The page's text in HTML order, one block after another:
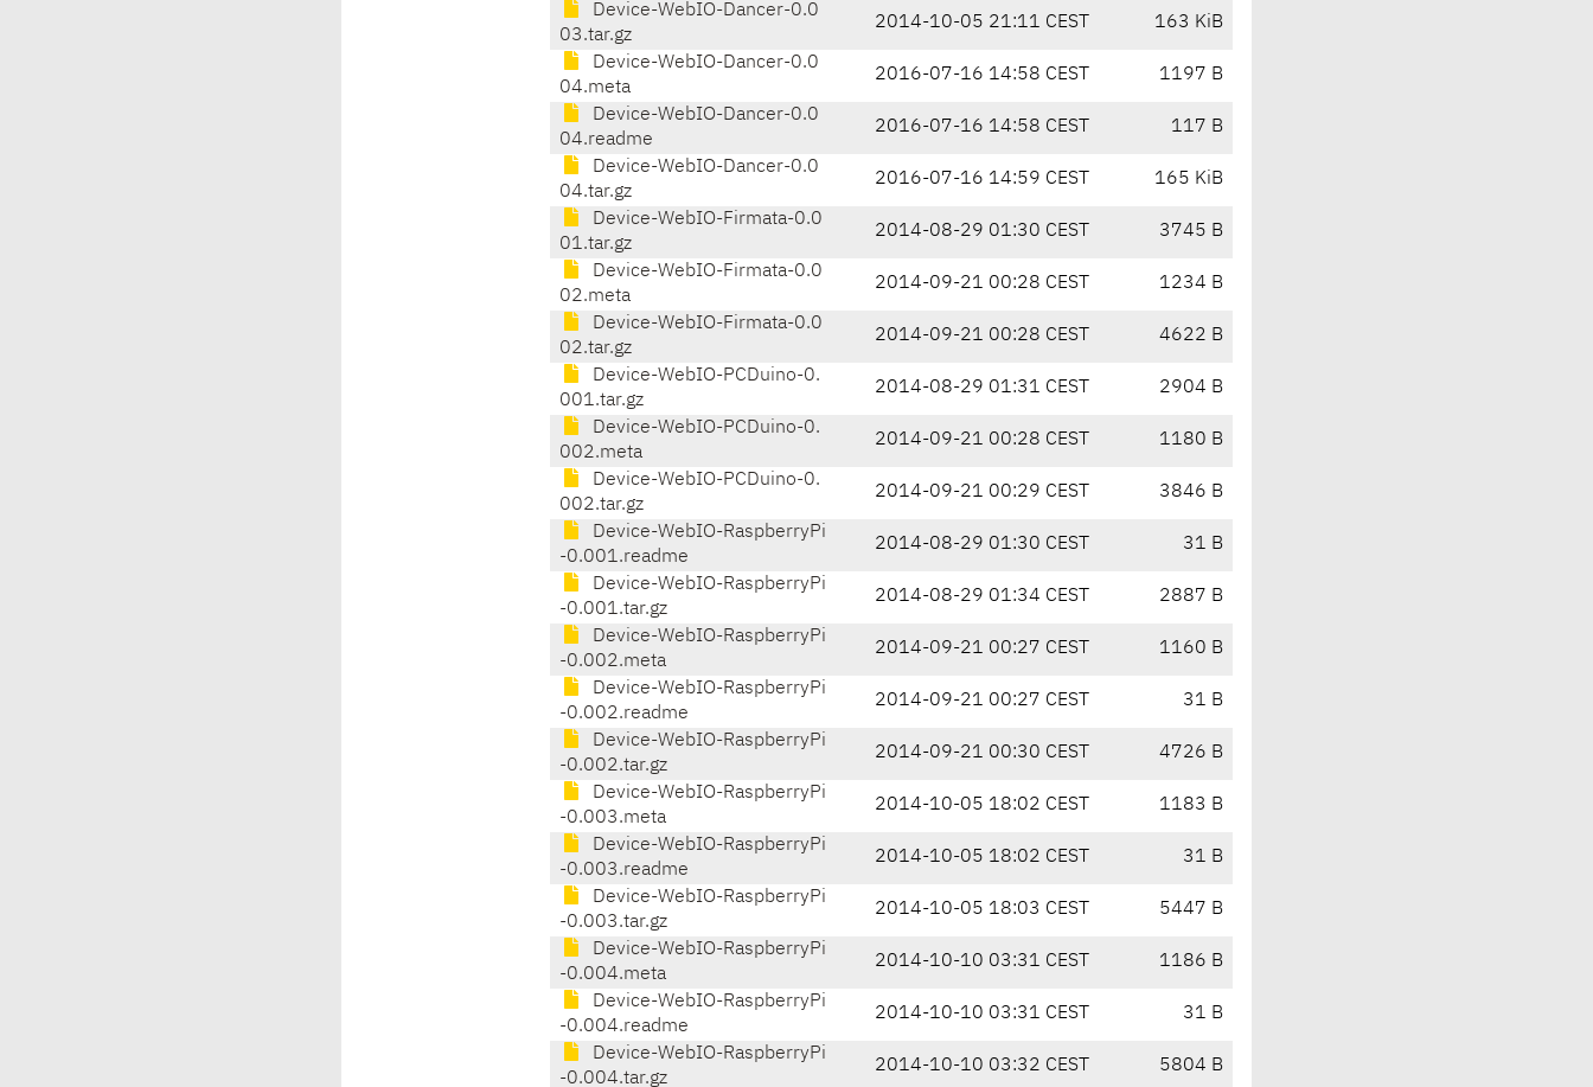
Device-WebIO-Dancer-0.0
03.tar.gz
2014-10-05 21:11 CEST 163 KiB
Device-WebIO-Dancer-0.0
04.meta
2016-07-16 14:58 CEST 1197 B
Device-WebIO-Dancer-0.0
04.readme
2016-07-16 14:58 CEST 117 B
Device-WebIO-Dancer-0.0
04.tar.gz
2016-07-16 14:59 CEST 165 KiB
Device-WebIO-Firmata-0.0
01.tar.gz
2014-08-29 01:30 CEST 3745 B
Device-WebIO-Firmata-0.0
02.meta
2014-09-21 00:28 CEST 1234 B
Device-WebIO-Firmata-0.0
02.tar.gz
2014-09-21 00:28 CEST 4622 B
Device-WebIO-PCDuino-0.
001.tar.gz
2014-08-29 01:31 CEST 2904 B
Device-WebIO-PCDuino-0.
002.meta
2014-09-21 00:28 CEST 1180 B
Device-WebIO-PCDuino-0.
002.tar.gz
2014-09-21 00:29 CEST 3846 B
Device-WebIO-RaspberryPi
-0.001.readme
2014-08-29 01:30 CEST 31 B
Device-WebIO-RaspberryPi
-0.001.tar.gz
2014-08-29 01:34 CEST 2887 B
Device-WebIO-RaspberryPi
-0.002.meta
2014-09-21 00:27 CEST 1160 B
Device-WebIO-RaspberryPi
-0.002.readme
2014-09-21 00:27 CEST 31 B
Device-WebIO-RaspberryPi
-0.002.tar.gz
2014-09-21 00:30 CEST 4726 B
Device-WebIO-RaspberryPi
-0.003.meta
2014-10-05 18:02 CEST 1183 B
Device-WebIO-RaspberryPi
-0.003.readme
2014-10-05 18:02 CEST 31 B
Device-WebIO-RaspberryPi
-0.003.tar.gz
2014-10-05 18:03 CEST 5447 B
Device-WebIO-RaspberryPi
-0.004.meta
2014-10-10 03:31 CEST 1186 B
Device-WebIO-RaspberryPi
-0.004.readme
2014-10-10 03:31 CEST 31 B
Device-WebIO-RaspberryPi
-0.004.tar.gz
2014-10-10 03:32 CEST 5804 B